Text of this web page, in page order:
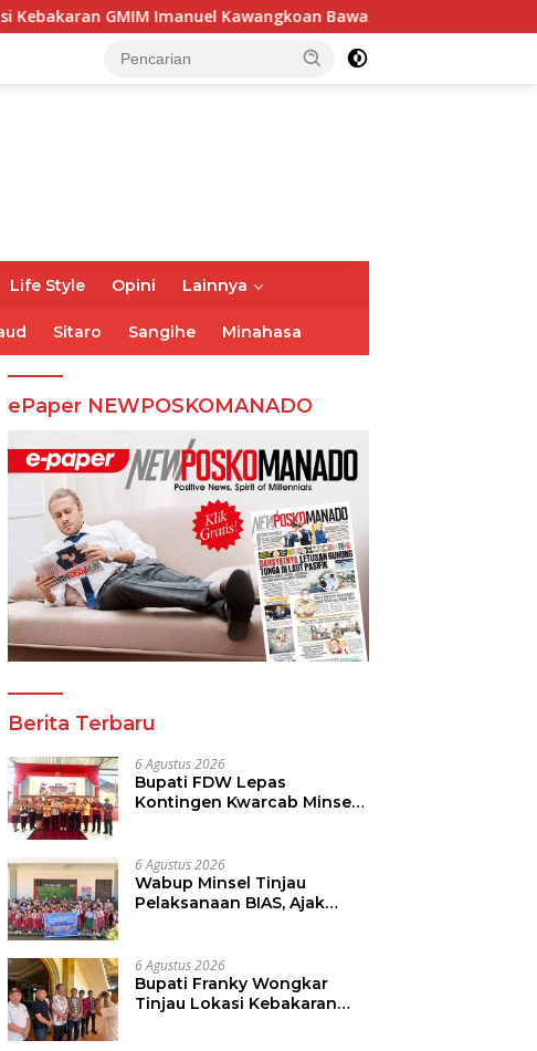
Bawah, Tegaskan Komitmen Dukung Pemulihan
Life Style Opini Lainnya
Sitaro Sangihe Minahasa
ePaper NEWPOSKOMANADO
Berita Terbaru
6 Agustus 2026
Bupati FDW Lepas
Kontingen Kwarcab Minsel,
6 Agustus 2026
Wabup Minsel Tinjau
Pelaksanaan BIAS, Ajak
6 Agustus 2026
Bupati Franky Wongkar
Tinjau Lokasi Kebakaran